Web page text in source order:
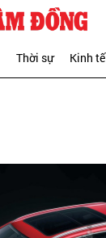
Thời sự Kinh tế